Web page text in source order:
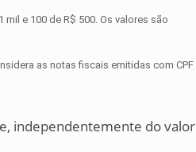
e 100 de R$ 500. Os valores são
as notas fiscais emitidas com CPF
independentemente do valor